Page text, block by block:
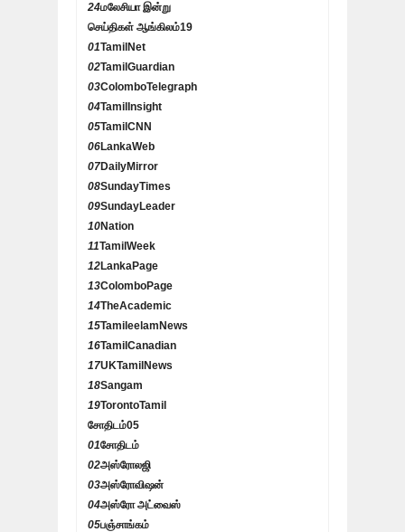
24மலேசியா இன்று
செய்திகள் ஆங்கிலம்19
01TamilNet
02TamilGuardian
03ColomboTelegraph
04TamilInsight
05TamilCNN
06LankaWeb
07DailyMirror
08SundayTimes
09SundayLeader
10Nation
11TamilWeek
12LankaPage
13ColomboPage
14TheAcademic
15TamileelamNews
16TamilCanadian
17UKTamilNews
18Sangam
19TorontoTamil
சோதிடம்05
01சோதிடம்
02அஸ்ரோலஜி
03அஸ்ரோவிஷன்
04அஸ்ரோ அட்வைஸ்
05பஞ்சாங்கம்